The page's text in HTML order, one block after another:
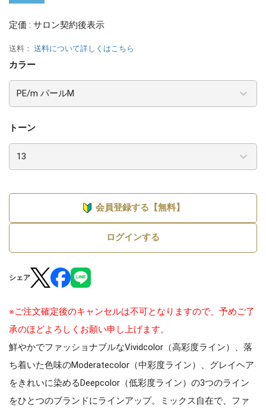
定価 : サロン契約後表示
送料： 送料について詳しくはこちら
カラー
トーン
会員登録する【無料】
ログインする
シェア
※ご注文確定後のキャンセルは不可となりますので、予めご了
承のほどよろしくお願い申し上げます。
鮮やかでファッショナブルなVividcolor（高彩度ライン）、落
ち着いた色味のModeratecolor（中彩度ライン）、グレイヘア
をきれいに染めるDeepcolor（低彩度ライン）の3つのライン
をひとつのブランドにラインアップ。ミックス自在で、ファ